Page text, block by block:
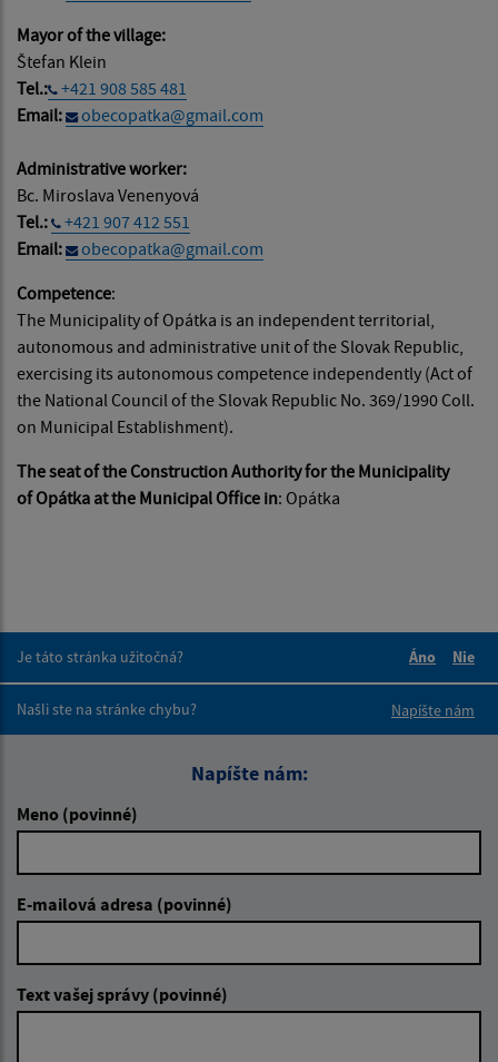
Mayor of the village:
Štefan Klein
Tel.: +421 908 585 481
Email:
obecopatka@gmail.com
Administrative worker:
Bc. Miroslava Venenyová
Tel.:
+421 907 412 551
Email:
obecopatka@gmail.com
Competence:
The Municipality of Opátka is an independent territorial,
autonomous and administrative unit of the Slovak Republic,
exercising its autonomous competence independently (Act of
the National Council of the Slovak Republic No. 369/1990 Coll.
on Municipal Establishment).
The seat of the Construction Authority for the Municipality
of Opátka at the Municipal Office in: Opátka
Je táto stránka užitočná?
Áno
Nie
Našli ste na stránke chybu?
Napíšte nám
Napíšte nám:
Meno (povinné)
E-mailová adresa (povinné)
Text vašej správy (povinné)